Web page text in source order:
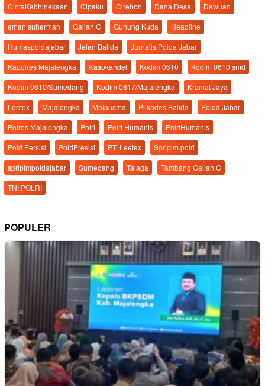
CintaKebhinekaan Cipaku Cirebon Dana Desa
Dawuan
eman suherman
Galian C Gunung Kuda
Headline
Humaspoldajabar
Jalan Balida
Jurnalis Polda Jabar
Kapolres Majalengka
Kasokandel Kodim 0610
Kodim 0610 smd
Kodim 0610/Sumedang
Kodim 0617/Majalengka
Kramat Jaya
Leetex
Majalengka Malausma Pilkades Balida
Polda Jabar
Polres Majalengka
Polri Polri Humanis
PolriHumanis
Polri Persisi
PolriPresisi PT. Leetex
Spripim.polri
spripimpoldajabar
Sumedang Talaga
Tambang Galian C
TNI POLRI
POPULER